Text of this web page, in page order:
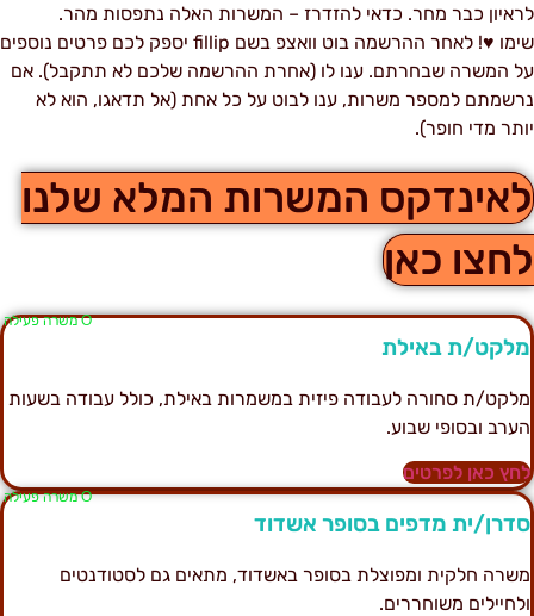
כבר מחר. כדאי להזדרז – המשרות האלה נתפסות מהר.
שימו ♥! לאחר ההרשמה בוט וואצפ בשם fillip יספק לכם פרטים נוספים
המשרה שבחרתם. ענו לו (אחרת ההרשמה שלכם לא תתקבל). אם
למספר משרות, ענו לבוט על כל אחת (אל תדאגו, הוא לא
מדי חופר).
המשרות המלא שלנו
כאן
Ο משרה פעילה
ת באילת
ת סחורה לעבודה פיזית במשמרות באילת, כולל עבודה בשעות
ובסופי שבוע.
כאן לפרטים
Ο משרה פעילה
ית מדפים בסופר אשדוד
חלקית ומפוצלת בסופר באשדוד, מתאים גם לסטודנטים
משוחררים.